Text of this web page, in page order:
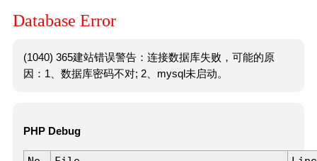
Database Error
(1040) 365建站错误警告：连接数据库失败，可能的原
因：1、数据库密码不对; 2、mysql未启动。
PHP Debug